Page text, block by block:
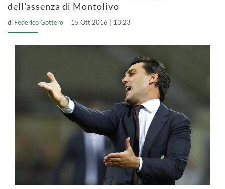
dell'assenza di Montolivo
di Federico Gottero 15 Ott 2016 | 13:23